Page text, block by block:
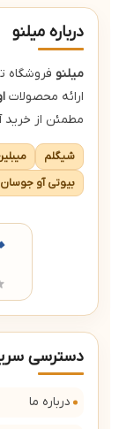
درباره میلنو
میلنو فروشگاه
ارائه محصولات
مطمئن از خرید
شیگلم
بیوتی آو جوسان
دسترسی
درباره ما